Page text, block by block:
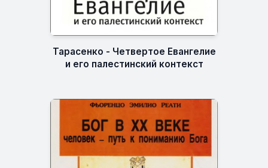
Тарасенко - Четвертое Евангелие
и его палестинский контекст